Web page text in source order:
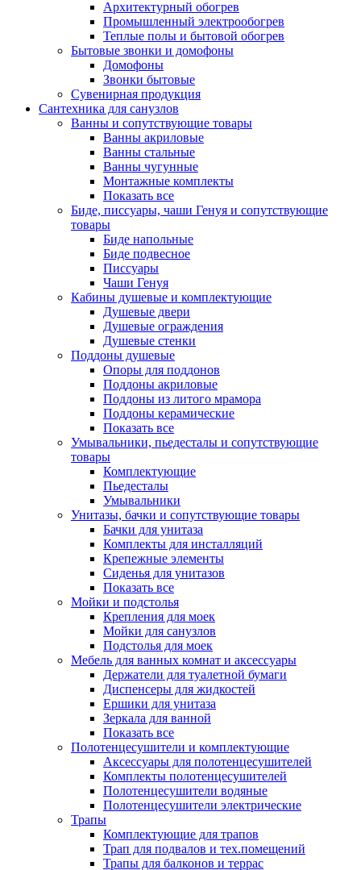
Архитектурный обогрев
Промышленный электрообогрев
Теплые полы и бытовой обогрев
Бытовые звонки и домофоны
Домофоны
Звонки бытовые
Сувенирная продукция
Сантехника для санузлов
Ванны и сопутствующие товары
Ванны акриловые
Ванны стальные
Ванны чугунные
Монтажные комплекты
Показать все
Биде, писсуары, чаши Генуя и сопутствующие
товары
Биде напольные
Биде подвесное
Писсуары
Чаши Генуя
Кабины душевые и комплектующие
Душевые двери
Душевые ограждения
Душевые стенки
Поддоны душевые
Опоры для поддонов
Поддоны акриловые
Поддоны из литого мрамора
Поддоны керамические
Показать все
Умывальники, пьедесталы и сопутствующие
товары
Комплектующие
Пьедесталы
Умывальники
Унитазы, бачки и сопутствующие товары
Бачки для унитаза
Комплекты для инсталляций
Крепежные элементы
Сиденья для унитазов
Показать все
Мойки и подстолья
Крепления для моек
Мойки для санузлов
Подстолья для моек
Мебель для ванных комнат и аксессуары
Держатели для туалетной бумаги
Диспенсеры для жидкостей
Ершики для унитаза
Зеркала для ванной
Показать все
Полотенцесушители и комплектующие
Аксессуары для полотенцесушителей
Комплекты полотенцесушителей
Полотенцесушители водяные
Полотенцесушители электрические
Трапы
Комплектующие для трапов
Трап для подвалов и тех.помещений
Трапы для балконов и террас